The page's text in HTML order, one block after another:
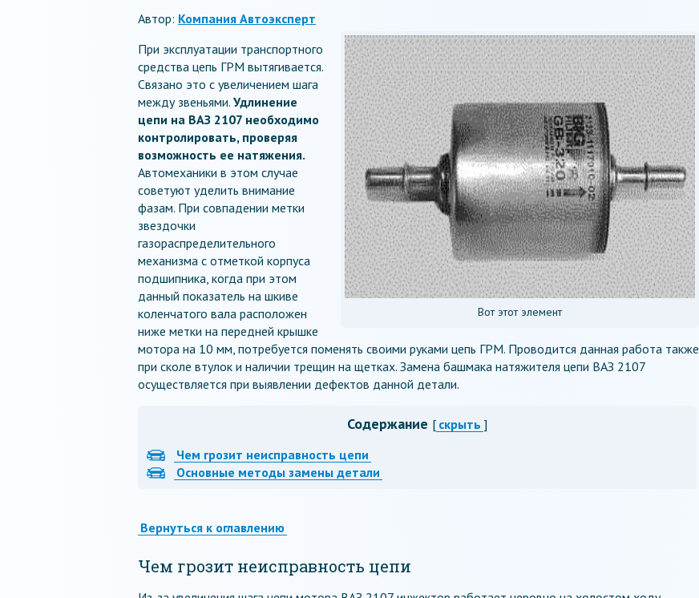
Автор: Компания Автоэксперт
Вот этот элемент
При эксплуатации транспортного
средства цепь ГРМ вытягивается.
Связано это с увеличением шага
между звеньями. Удлинение
цепи на ВАЗ 2107 необходимо
контролировать, проверяя
возможность ее натяжения.
Автомеханики в этом случае
советуют уделить внимание
фазам. При совпадении метки
звездочки
газораспределительного
механизма с отметкой корпуса
подшипника, когда при этом
данный показатель на шкиве
коленчатого вала расположен
ниже метки на передней крышке
мотора на 10 мм, потребуется поменять своими руками цепь ГРМ. Проводится данная работа также
при сколе втулок и наличии трещин на щетках. Замена башмака натяжителя цепи ВАЗ 2107
осуществляется при выявлении дефектов данной детали.
Содержание [ скрыть ]
Чем грозит неисправность цепи
Основные методы замены детали
Вернуться к оглавлению
Чем грозит неисправность цепи